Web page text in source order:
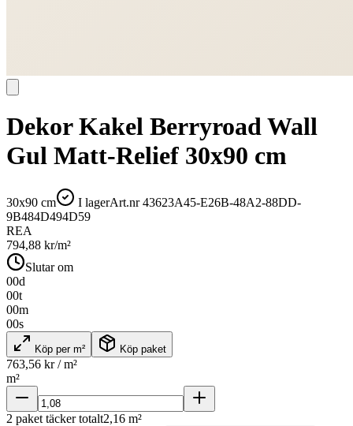
Dekor Kakel Berryroad Wall
Gul Matt-Relief 30x90 cm
30x90 cm I lagerArt.nr43623A45-E26B-48A2-88DD-
9B484D494D59
REA
794,88 kr/m²
Slutar om
00d
00t
00m
00s
Köp per m² Köp paket
763,56 kr / m²
m²
2 paket täcker totalt2,16 m²